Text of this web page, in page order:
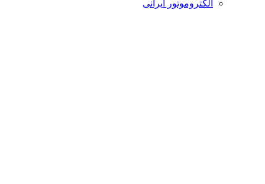
الکتروموتور ایرانی